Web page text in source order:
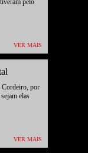
pelo
VER MAIS
Cordeiro, por
elas
VER MAIS